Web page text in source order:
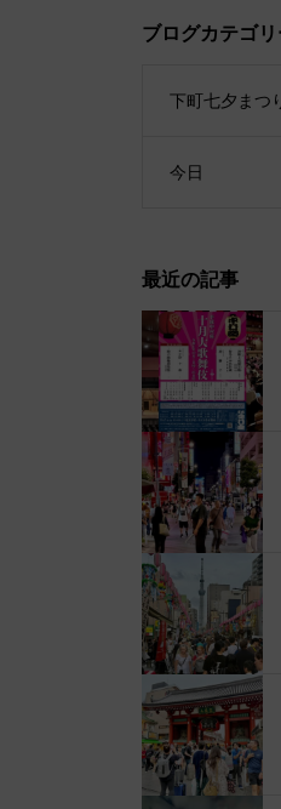
ブログカテゴ
下町七夕まつ
今日
最近の記事